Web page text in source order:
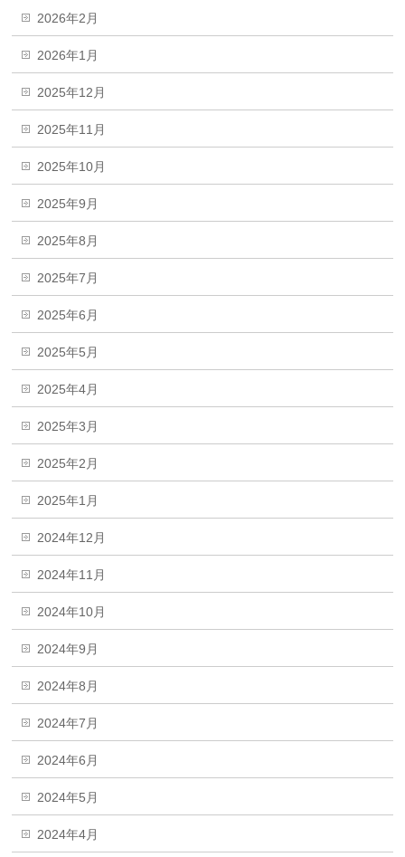
2026年2月
2026年1月
2025年12月
2025年11月
2025年10月
2025年9月
2025年8月
2025年7月
2025年6月
2025年5月
2025年4月
2025年3月
2025年2月
2025年1月
2024年12月
2024年11月
2024年10月
2024年9月
2024年8月
2024年7月
2024年6月
2024年5月
2024年4月